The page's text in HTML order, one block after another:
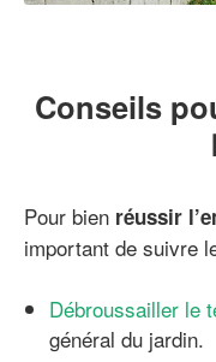
Conseils
Pour bien réussir
important de suivre
Débroussailler le
général du jardin.